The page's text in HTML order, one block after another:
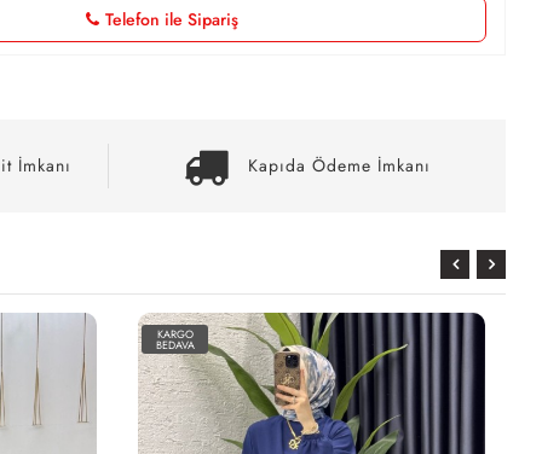
Telefon ile Sipariş
İmkanı Kapıda Ödeme İmkanı
KARGO
BEDAVA